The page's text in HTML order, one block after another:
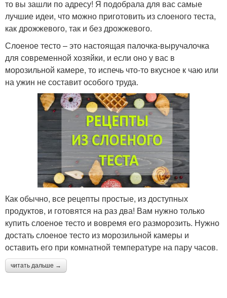
то вы зашли по адресу! Я подобрала для вас самые
лучшие идеи, что можно приготовить из слоеного теста,
как дрожжевого, так и без дрожжевого.
Слоеное тесто – это настоящая палочка-выручалочка
для современной хозяйки, и если оно у вас в
морозильной камере, то испечь что-то вкусное к чаю или
на ужин не составит особого труда.
Как обычно, все рецепты простые, из доступных
продуктов, и готовятся на раз два! Вам нужно только
купить слоеное тесто и вовремя его разморозить. Нужно
достать слоеное тесто из морозильной камеры и
оставить его при комнатной температуре на пару часов.
читать дальше →